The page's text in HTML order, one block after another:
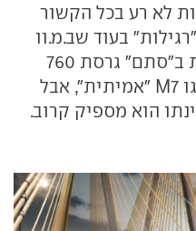
לא רע בכל הקשור
בעוד שב.מ.וו
סדרה 7 לדורותיה מסתפקת ב"סתם" גרסת 760
חזקה. אז הם אמנם לא הציגו M7 "אמיתית", אבל
הוא מספיק קרוב.